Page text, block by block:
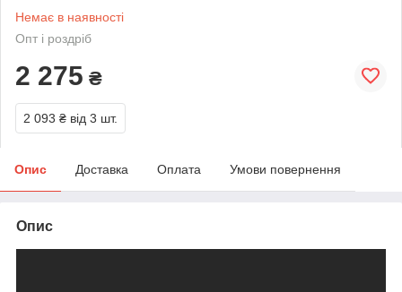
Немає в наявності
Опт і роздріб
2 275 ₴
2 093 ₴ від 3 шт.
Опис Доставка Оплата Умови повернення
Опис